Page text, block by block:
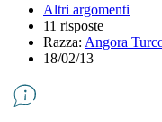
Altri argomenti
11 risposte
Razza: Angora
18/02/13